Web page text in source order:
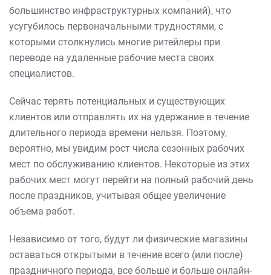
большинство инфраструктурных компаний), что
усугубилось первоначальными трудностями, с
которыми столкнулись многие ритейлеры при
переводе на удаленные рабочие места своих
специалистов.
Сейчас терять потенциальных и существующих
клиентов или отправлять их на удержание в течение
длительного периода времени нельзя. Поэтому,
вероятно, мы увидим рост числа сезонных рабочих
мест по обслуживанию клиентов. Некоторые из этих
рабочих мест могут перейти на полный рабочий день
после праздников, учитывая общее увеличение
объема работ.
Независимо от того, будут ли физические магазины
оставаться открытыми в течение всего (или после)
праздничного периода, все больше и больше онлайн-